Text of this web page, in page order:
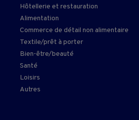
Hôtellerie et restauration
Alimentation
Commerce de détail non alimentaire
Textile/prêt à porter
Bien-être/beauté
Santé
Loisirs
Autres